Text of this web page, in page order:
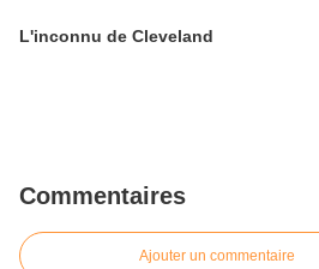
L'inconnu de Cleveland
Commentaires
Ajouter un commentaire